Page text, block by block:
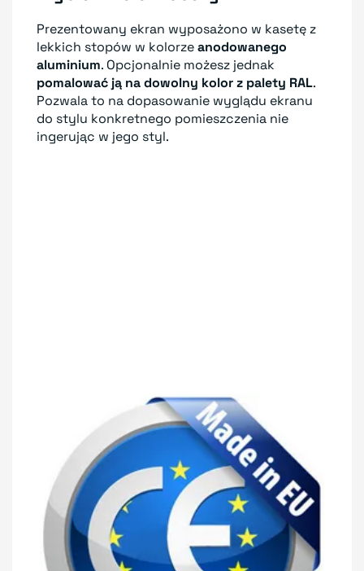
Prezentowany ekran wyposażono w kasetę z
lekkich stopów w kolorzeanodowanego
aluminium. Opcjonalnie możesz jednak
pomalować ją na dowolny kolor z palety RAL.
Pozwala to na dopasowanie wyglądu ekranu
do stylu konkretnego pomieszczenia nie
ingerując w jego styl.